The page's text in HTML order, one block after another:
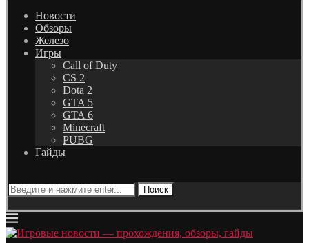
Новости
Обзоры
Железо
Игры
Call of Duty
CS 2
Dota 2
GTA 5
GTA 6
Minecraft
PUBG
Гайды
Поиск